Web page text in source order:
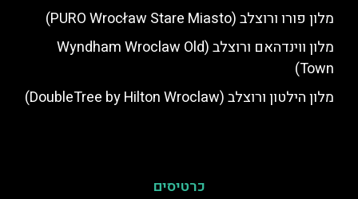
מלון פורו ורוצלב (PURO Wrocław Stare Miasto)
מלון ווינדהאם ורוצלב (Wyndham Wroclaw Old
Town)
מלון הילטון ורוצלב (DoubleTree by Hilton Wroclaw)
כרטיסים